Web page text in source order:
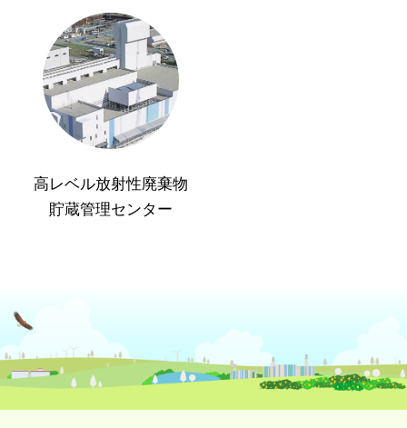
高レベル放射性廃棄物
貯蔵管理センター